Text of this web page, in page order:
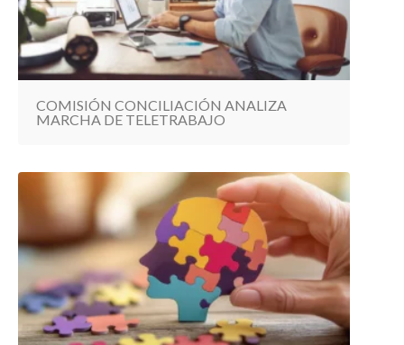
COMISIÓN CONCILIACIÓN ANALIZA
MARCHA DE TELETRABAJO